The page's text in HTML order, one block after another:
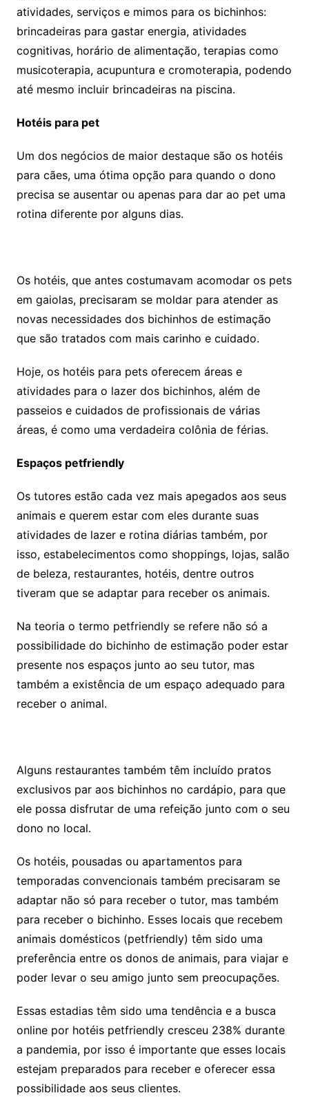
atividades, serviços e mimos para os bichinhos:
brincadeiras para gastar energia, atividades
cognitivas, horário de alimentação, terapias como
musicoterapia, acupuntura e cromoterapia, podendo
até mesmo incluir brincadeiras na piscina.
Hotéis para pet
Um dos negócios de maior destaque são os hotéis
para cães, uma ótima opção para quando o dono
precisa se ausentar ou apenas para dar ao pet uma
rotina diferente por alguns dias.
Os hotéis, que antes costumavam acomodar os pets
em gaiolas, precisaram se moldar para atender as
novas necessidades dos bichinhos de estimação
que são tratados com mais carinho e cuidado.
Hoje, os hotéis para pets oferecem áreas e
atividades para o lazer dos bichinhos, além de
passeios e cuidados de profissionais de várias
áreas, é como uma verdadeira colônia de férias.
Espaços petfriendly
Os tutores estão cada vez mais apegados aos seus
animais e querem estar com eles durante suas
atividades de lazer e rotina diárias também, por
isso, estabelecimentos como shoppings, lojas, salão
de beleza, restaurantes, hotéis, dentre outros
tiveram que se adaptar para receber os animais.
Na teoria o termo petfriendly se refere não só a
possibilidade do bichinho de estimação poder estar
presente nos espaços junto ao seu tutor, mas
também a existência de um espaço adequado para
receber o animal.
Alguns restaurantes também têm incluído pratos
exclusivos par aos bichinhos no cardápio, para que
ele possa disfrutar de uma refeição junto com o seu
dono no local.
Os hotéis, pousadas ou apartamentos para
temporadas convencionais também precisaram se
adaptar não só para receber o tutor, mas também
para receber o bichinho. Esses locais que recebem
animais domésticos (petfriendly) têm sido uma
preferência entre os donos de animais, para viajar e
poder levar o seu amigo junto sem preocupações.
Essas estadias têm sido uma tendência e a busca
online por hotéis petfriendly cresceu 238% durante
a pandemia, por isso é importante que esses locais
estejam preparados para receber e oferecer essa
possibilidade aos seus clientes.